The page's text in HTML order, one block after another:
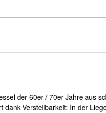
der 60er / 70er Jahre aus
dank Verstellbarkeit: In der
10:00–17:00 Uhr
H100
20 Jahren auf